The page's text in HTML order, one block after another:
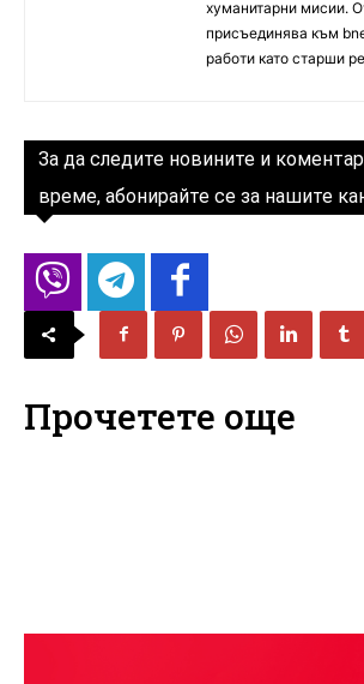
хуманитарни мисии.
присъединява към
работи като старши
За да следите новините и
време, абонирайте се за нашите
Прочетете още